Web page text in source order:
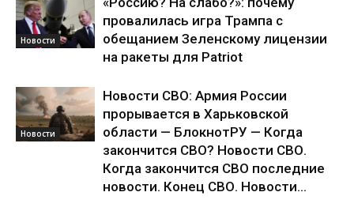
Новости
провалилась игра Трампа с
обещанием Зеленскому лицензии
на ракеты для Patriot
Новости
Новости СВО: Армия России
прорывается в Харьковской
области — БлокнотРУ — Когда
закончится СВО? Новости СВО.
Когда закончится СВО последние
новости. Конец СВО. Новости...